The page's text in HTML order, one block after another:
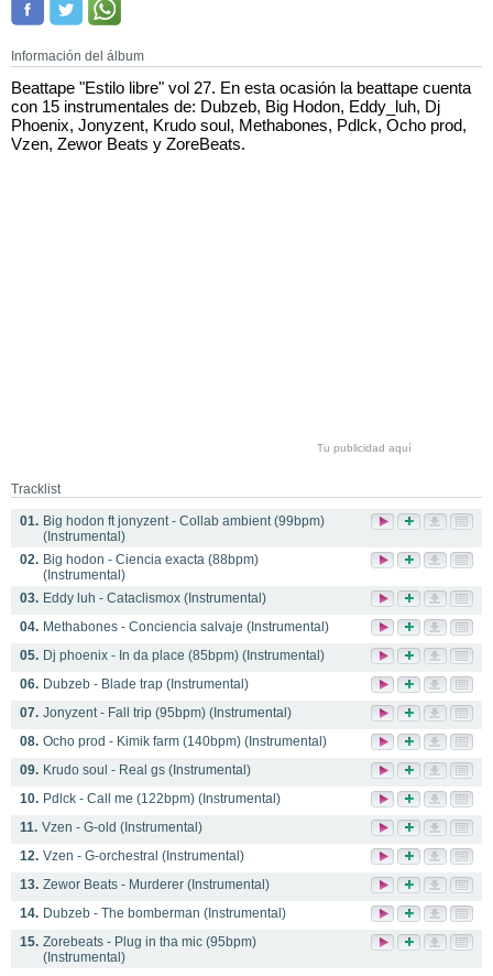
Información del álbum
Beattape "Estilo libre" vol 27. En esta ocasión la beattape cuenta
con 15 instrumentales de: Dubzeb, Big Hodon, Eddy_luh, Dj
Phoenix, Jonyzent, Krudo soul, Methabones, Pdlck, Ocho prod,
Vzen, Zewor Beats y ZoreBeats.
Tu publicidad aquí
Tracklist
01. Big hodon ft jonyzent - Collab ambient (99bpm)
(Instrumental)
02. Big hodon - Ciencia exacta (88bpm)
(Instrumental)
03. Eddy luh - Cataclismox (Instrumental)
04. Methabones - Conciencia salvaje (Instrumental)
05. Dj phoenix - In da place (85bpm) (Instrumental)
06. Dubzeb - Blade trap (Instrumental)
07. Jonyzent - Fall trip (95bpm) (Instrumental)
08. Ocho prod - Kimik farm (140bpm) (Instrumental)
09. Krudo soul - Real gs (Instrumental)
10. Pdlck - Call me (122bpm) (Instrumental)
11. Vzen - G-old (Instrumental)
12. Vzen - G-orchestral (Instrumental)
13. Zewor Beats - Murderer (Instrumental)
14. Dubzeb - The bomberman (Instrumental)
15. Zorebeats - Plug in tha mic (95bpm)
(Instrumental)